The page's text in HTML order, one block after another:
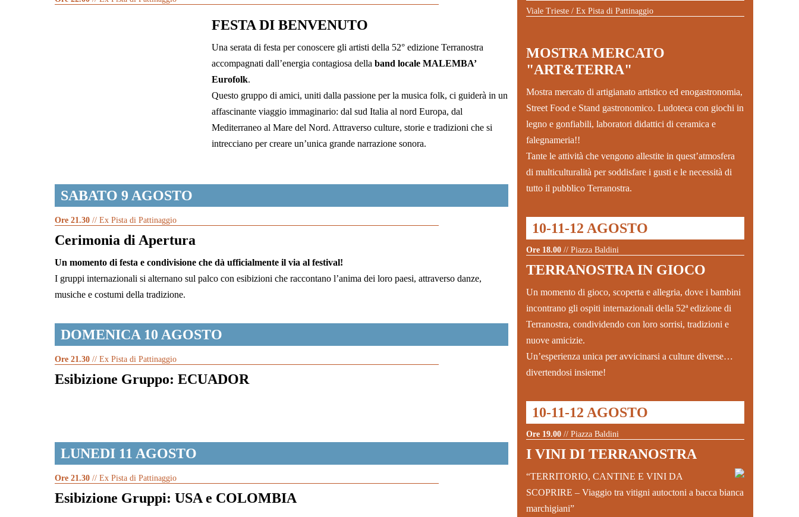
FESTA DI BENVENUTO
Una serata di festa per conoscere gli artisti della 52° edizione Terranostra
accompagnati dall’energia contagiosa dellaband locale MALEMBA’
Eurofolk.
Questo gruppo di amici, uniti dalla passione per la musica folk, ci guiderà in un
affascinante viaggio immaginario: dal sud Italia al nord Europa, dal
Mediterraneo al Mare del Nord. Attraverso culture, storie e tradizioni che si
intrecciano per creare un’unica grande narrazione sonora.
SABATO 9 AGOSTO
Ore 21.30 // Ex Pista di Pattinaggio
Cerimonia di Apertura
Un momento di festa e condivisione che dà ufficialmente il via al festival!
I gruppi internazionali si alternano sul palco con esibizioni che raccontano l’anima dei loro paesi, attraverso danze,
musiche e costumi della tradizione.
DOMENICA 10 AGOSTO
Ore 21.30 // Ex Pista di Pattinaggio
Esibizione Gruppo: ECUADOR
LUNEDI 11 AGOSTO
Ore 21.30 // Ex Pista di Pattinaggio
Esibizione Gruppi: USA e COLOMBIA
Viale Trieste / Ex Pista di Pattinaggio
MOSTRA MERCATO
"ART&TERRA"
Mostra mercato di artigianato artistico ed enogastronomia,
Street Food e Stand gastronomico. Ludoteca con giochi in
legno e gonfiabili, laboratori didattici di ceramica e
falegnameria!!
Tante le attività che vengono allestite in quest’atmosfera
di multiculturalità per soddisfare i gusti e le necessità di
tutto il pubblico Terranostra.
10-11-12 AGOSTO
Ore 18.00 // Piazza Baldini
TERRANOSTRA IN GIOCO
Un momento di gioco, scoperta e allegria, dove i bambini
incontrano gli ospiti internazionali della 52ª edizione di
Terranostra, condividendo con loro sorrisi, tradizioni e
nuove amicizie.
Un’esperienza unica per avvicinarsi a culture diverse…
divertendosi insieme!
10-11-12 AGOSTO
Ore 19.00 // Piazza Baldini
I VINI DI TERRANOSTRA
“TERRITORIO, CANTINE E VINI DA
SCOPRIRE – Viaggio tra vitigni autoctoni a bacca bianca
marchigiani”